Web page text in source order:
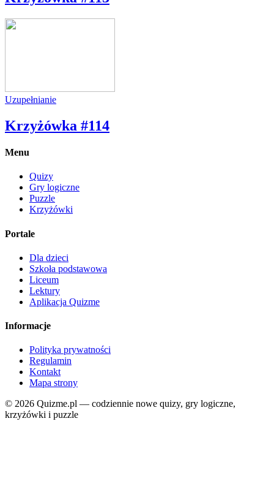
Uzupełnianie
Krzyżówka #114
Menu
Quizy
Gry logiczne
Puzzle
Krzyżówki
Portale
Dla dzieci
Szkoła podstawowa
Liceum
Lektury
Aplikacja Quizme
Informacje
Polityka prywatności
Regulamin
Kontakt
Mapa strony
© 2026 Quizme.pl — codziennie nowe quizy, gry logiczne,
krzyżówki i puzzle